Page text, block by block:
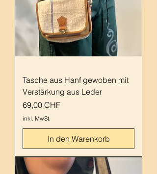
Tasche aus Hanf gewoben mit
Verstärkung aus Leder
Preis
69,00 CHF
inkl. MwSt.
In den Warenkorb